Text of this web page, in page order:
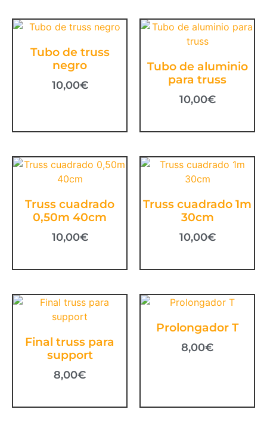
Tubo de truss
negro
10,00€
Tubo de aluminio
para truss
10,00€
Truss cuadrado
0,50m 40cm
10,00€
Truss cuadrado 1m
30cm
10,00€
Final truss para
support
8,00€
Prolongador T
8,00€